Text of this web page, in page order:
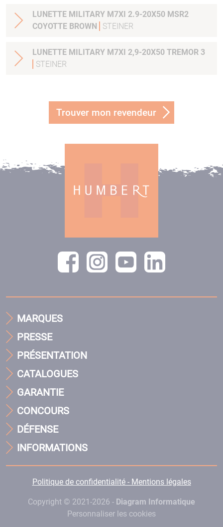
LUNETTE MILITARY M7XI 2.9-20X50 MSR2
COYOTTE BROWN
STEINER
LUNETTE MILITARY M7XI 2,9-20X50 TREMOR 3
STEINER
Trouver mon revendeur
MARQUES
PRESSE
PRÉSENTATION
CATALOGUES
GARANTIE
CONCOURS
DÉFENSE
INFORMATIONS
Politique de confidentialité - Mentions légales
Copyright © 2021-2026 - Diagram Informatique
Personnaliser les cookies